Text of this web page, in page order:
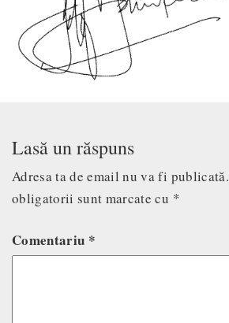
Lasă un răspuns
Adresa ta de email nu va fi publicată.
obligatorii sunt marcate cu *
Comentariu *